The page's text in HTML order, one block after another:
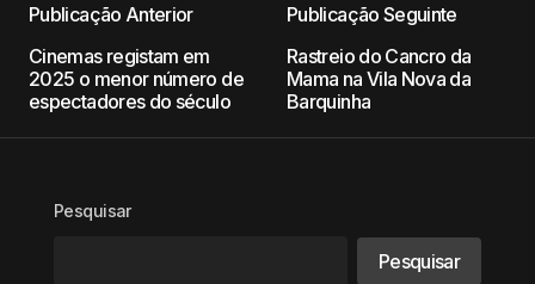
Publicação Anterior
Cinemas registam em
2025 o menor número de
espectadores do século
Publicação Seguinte
Rastreio do Cancro da
Mama na Vila Nova da
Barquinha
Pesquisar
Pesquisar